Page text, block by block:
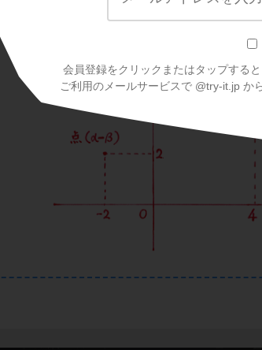
会員登録をクリックまたはタップすると
ご利用のメールサービスで @try-it.jp か